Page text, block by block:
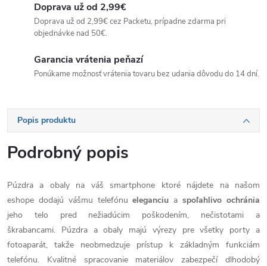
Doprava už od 2,99€
Doprava už od 2,99€ cez Packetu, prípadne zdarma pri
objednávke nad 50€.
Garancia vrátenia peňazí
Ponúkame možnosť vrátenia tovaru bez udania dôvodu do 14 dní.
Popis produktu
Podrobný popis
Púzdra a obaly na váš smartphone ktoré nájdete na našom
eshope dodajú vášmu telefónueleganciu aspoľahlivo ochránia
jeho telo pred nežiadúcim poškodením, nečistotami a
škrabancami. Púzdra a obaly majú výrezy pre všetky porty a
fotoaparát, takže neobmedzuje prístup k základným funkciám
telefónu. Kvalitné spracovanie materiálov zabezpečí dlhodobý